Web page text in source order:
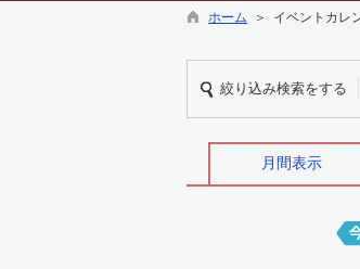
ホーム ＞ イベントカレ
絞り込み検索をする
月間表示